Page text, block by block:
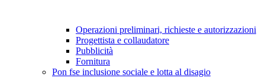
Operazioni preliminari, richieste e autorizzazioni
Progettista e collaudatore
Pubblicità
Fornitura
Pon fse inclusione sociale e lotta al disagio